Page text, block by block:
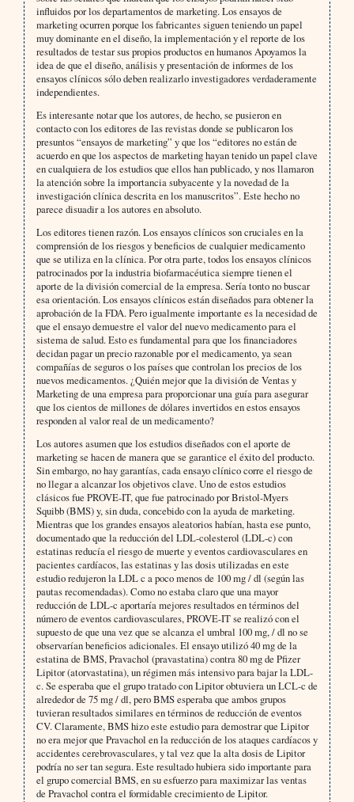
influidos por los departamentos de marketing. Los ensayos de
marketing ocurren porque los fabricantes siguen teniendo un papel
muy dominante en el diseño, la implementación y el reporte de los
resultados de testar sus propios productos en humanos Apoyamos la
idea de que el diseño, análisis y presentación de informes de los
ensayos clínicos sólo deben realizarlo investigadores verdaderamente
independientes.
Es interesante notar que los autores, de hecho, se pusieron en
contacto con los editores de las revistas donde se publicaron los
presuntos “ensayos de marketing” y que los “editores no están de
acuerdo en que los aspectos de marketing hayan tenido un papel clave
en cualquiera de los estudios que ellos han publicado, y nos llamaron
la atención sobre la importancia subyacente y la novedad de la
investigación clínica descrita en los manuscritos”. Este hecho no
parece disuadir a los autores en absoluto.
Los editores tienen razón. Los ensayos clínicos son cruciales en la
comprensión de los riesgos y beneficios de cualquier medicamento
que se utiliza en la clínica. Por otra parte, todos los ensayos clínicos
patrocinados por la industria biofarmacéutica siempre tienen el
aporte de la división comercial de la empresa. Sería tonto no buscar
esa orientación. Los ensayos clínicos están diseñados para obtener la
aprobación de la FDA. Pero igualmente importante es la necesidad de
que el ensayo demuestre el valor del nuevo medicamento para el
sistema de salud. Esto es fundamental para que los financiadores
decidan pagar un precio razonable por el medicamento, ya sean
compañías de seguros o los países que controlan los precios de los
nuevos medicamentos. ¿Quién mejor que la división de Ventas y
Marketing de una empresa para proporcionar una guía para asegurar
que los cientos de millones de dólares invertidos en estos ensayos
responden al valor real de un medicamento?
Los autores asumen que los estudios diseñados con el aporte de
marketing se hacen de manera que se garantice el éxito del producto.
Sin embargo, no hay garantías, cada ensayo clínico corre el riesgo de
no llegar a alcanzar los objetivos clave. Uno de estos estudios
clásicos fue PROVE-IT, que fue patrocinado por Bristol-Myers
Squibb (BMS) y, sin duda, concebido con la ayuda de marketing.
Mientras que los grandes ensayos aleatorios habían, hasta ese punto,
documentado que la reducción del LDL-colesterol (LDL-c) con
estatinas reducía el riesgo de muerte y eventos cardiovasculares en
pacientes cardíacos, las estatinas y las dosis utilizadas en este
estudio redujeron la LDL c a poco menos de 100 mg / dl (según las
pautas recomendadas). Como no estaba claro que una mayor
reducción de LDL-c aportaría mejores resultados en términos del
número de eventos cardiovasculares, PROVE-IT se realizó con el
supuesto de que una vez que se alcanza el umbral 100 mg, / dl no se
observarían beneficios adicionales. El ensayo utilizó 40 mg de la
estatina de BMS, Pravachol (pravastatina) contra 80 mg de Pfizer
Lipitor (atorvastatina), un régimen más intensivo para bajar la LDL-
c. Se esperaba que el grupo tratado con Lipitor obtuviera un LCL-c de
alrededor de 75 mg / dl, pero BMS esperaba que ambos grupos
tuvieran resultados similares en términos de reducción de eventos
CV. Claramente, BMS hizo este estudio para demostrar que Lipitor
no era mejor que Pravachol en la reducción de los ataques cardíacos y
accidentes cerebrovasculares, y tal vez que la alta dosis de Lipitor
podría no ser tan segura. Este resultado hubiera sido importante para
el grupo comercial BMS, en su esfuerzo para maximizar las ventas
de Pravachol contra el formidable crecimiento de Lipitor.